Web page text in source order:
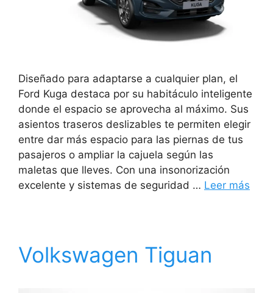
Diseñado para adaptarse a cualquier plan, el
Ford Kuga destaca por su habitáculo inteligente
donde el espacio se aprovecha al máximo. Sus
asientos traseros deslizables te permiten elegir
entre dar más espacio para las piernas de tus
pasajeros o ampliar la cajuela según las
maletas que lleves. Con una insonorización
excelente y sistemas de seguridad … Leer más
Volkswagen Tiguan